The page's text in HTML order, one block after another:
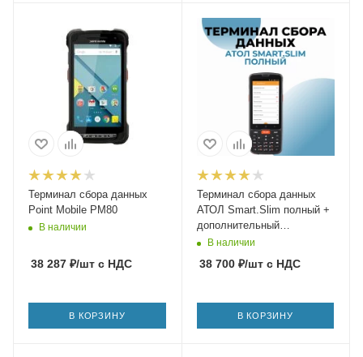
Терминал сбора данных
Point Mobile PM80
В наличии
38 287 ₽/шт с НДС
В КОРЗИНУ
Терминал сбора данных
АТОЛ Smart.Slim полный +
дополнительный
аккумулятор
В наличии
38 700₽/штс НДС
В КОРЗИНУ